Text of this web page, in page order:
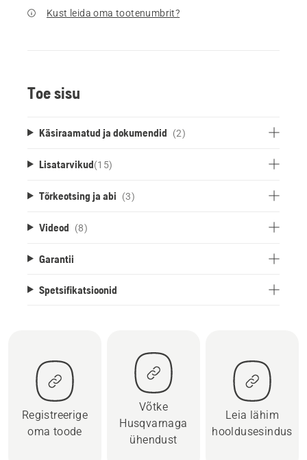
Kust leida oma tootenumbrit?
Toe sisu
Käsiraamatud ja dokumendid (2)
Lisatarvikud(15)
Tõrkeotsing ja abi (3)
Videod (8)
Garantii
Spetsifikatsioonid
Registreerige
oma toode
Võtke
Husqvarnaga
ühendust
Leia lähim
hooldusesindus